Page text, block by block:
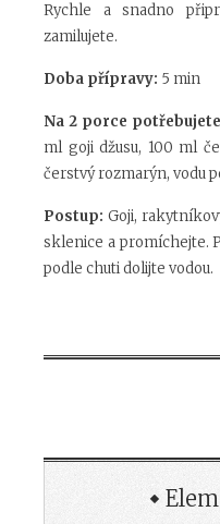
Rychle a snadno
zamilujete.
Doba přípravy: 5 min
Na 2 porce
ml goji džusu, 100 ml
čerstvý rozmarýn, vodu
Postup:Goji,
sklenice a promíchejte.
podle chuti dolijte vodou.